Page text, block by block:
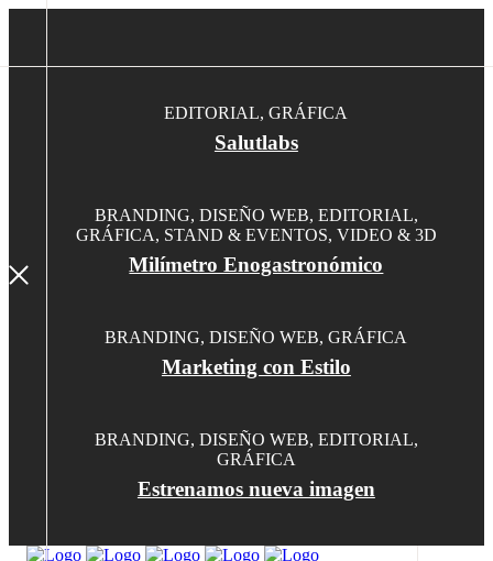
Salutlabs
EDITORIAL, GRÁFICA
Milímetro Enogastronómico
BRANDING, DISEÑO WEB, EDITORIAL,
GRÁFICA, STAND & EVENTOS, VIDEO & 3D
Marketing con Estilo
BRANDING, DISEÑO WEB, GRÁFICA
Estrenamos nueva imagen
BRANDING, DISEÑO WEB, EDITORIAL,
GRÁFICA